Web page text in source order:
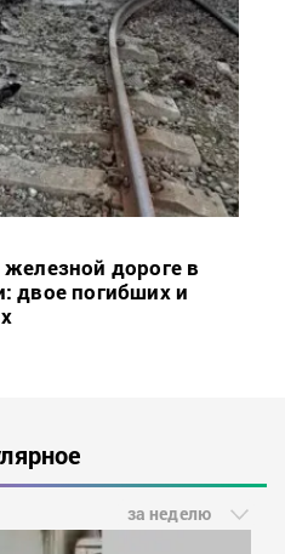
дороге в
двое погибших и
за неделю